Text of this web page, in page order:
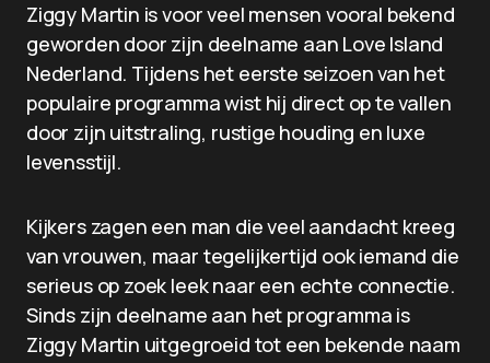
Ziggy Martin is voor veel mensen vooral bekend
geworden door zijn deelname aan Love Island
Nederland. Tijdens het eerste seizoen van het
populaire programma wist hij direct op te vallen
door zijn uitstraling, rustige houding en luxe
levensstijl.
Kijkers zagen een man die veel aandacht kreeg
van vrouwen, maar tegelijkertijd ook iemand die
serieus op zoek leek naar een echte connectie.
Sinds zijn deelname aan het programma is
Ziggy Martin uitgegroeid tot een bekende naam